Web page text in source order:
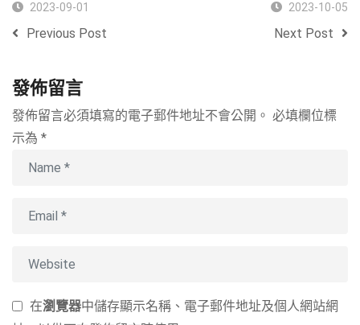
2023-09-01
Previous Post
2023-10-05
Next Post
發佈留言
發佈留言必須填寫的電子郵件地址不會公開。 必填欄位標
示為 *
在瀏覽器中儲存顯示名稱、電子郵件地址及個人網站網